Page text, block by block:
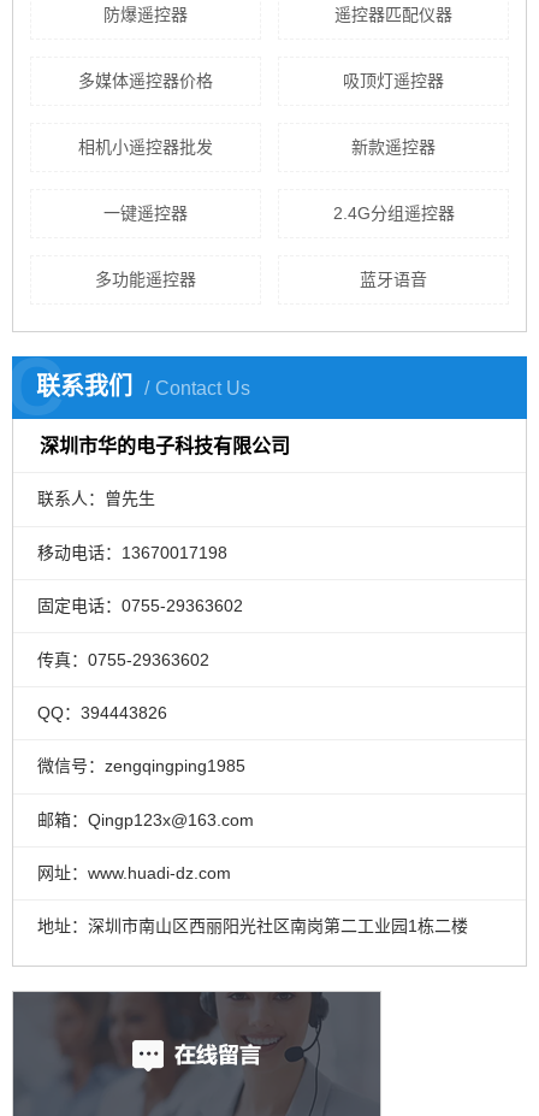
防爆遥控器 遥控器匹配仪器
多媒体遥控器价格 吸顶灯遥控器
相机小遥控器批发 新款遥控器
一键遥控器 2.4G分组遥控器
多功能遥控器 蓝牙语音
联系我们 Contact Us
C
深圳市华的电子科技有限公司
联系人：曾先生
移动电话：13670017198
固定电话：0755-29363602
传真：0755-29363602
QQ：394443826
微信号：zengqingping1985
邮箱：Qingp123x@163.com
网址：www.huadi-dz.com
地址：深圳市南山区西丽阳光社区南岗第二工业园1栋二楼